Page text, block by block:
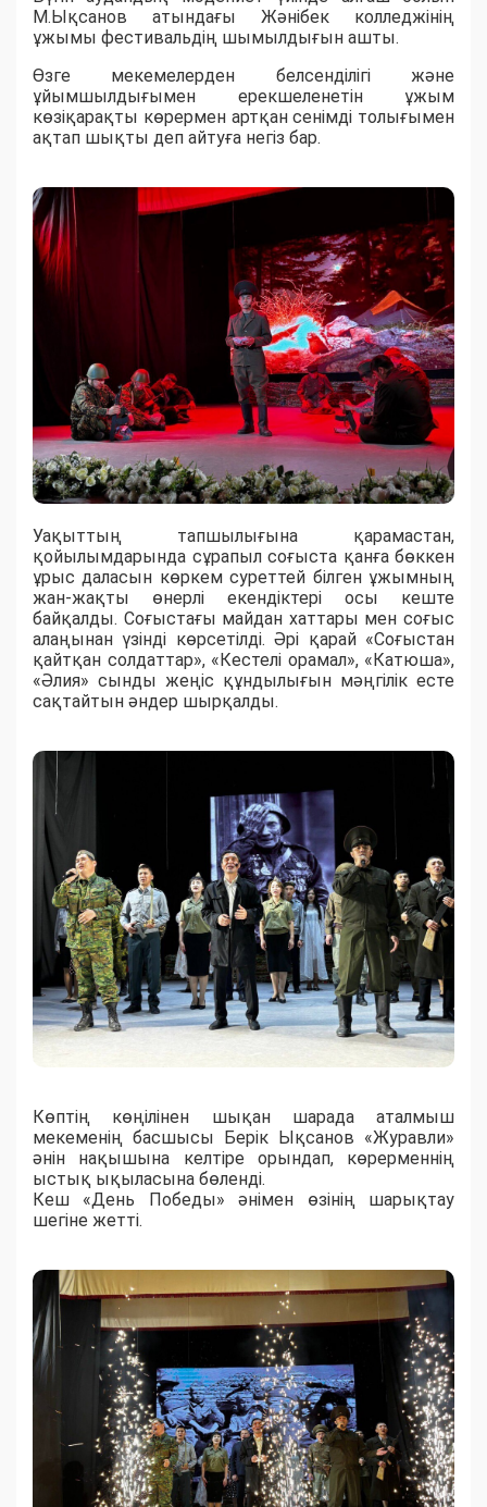
М.Ықсанов атындағы Жәнібек колледжінің
ұжымы фестивальдің шымылдығын ашты.
Өзге мекемелерден белсенділігі және
ұйымшылдығымен ерекшеленетін ұжым
көзіқарақты көрермен артқан сенімді толығымен
ақтап шықты деп айтуға негіз бар.
Уақыттың тапшылығына қарамастан,
қойылымдарында сұрапыл соғыста қанға бөккен
ұрыс даласын көркем суреттей білген ұжымның
жан-жақты өнерлі екендіктері осы кеште
байқалды. Соғыстағы майдан хаттары мен соғыс
алаңынан үзінді көрсетілді. Әрі қарай «Соғыстан
қайтқан солдаттар», «Кестелі орамал», «Катюша»,
«Әлия» сынды жеңіс құндылығын мәңгілік есте
сақтайтын әндер шырқалды.
Көптің көңілінен шықан шарада аталмыш
мекеменің басшысы Берік Ықсанов «Журавли»
әнін нақышына келтіре орындап, көрерменнің
ыстық ықыласына бөленді.
Кеш «День Победы» әнімен өзінің шарықтау
шегіне жетті.